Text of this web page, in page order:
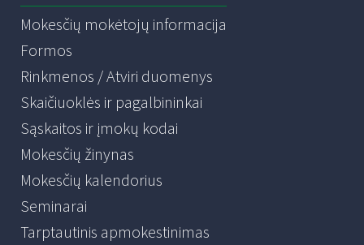
Mokesčių mokėtojų informacija
Formos
Rinkmenos / Atviri duomenys
Skaičiuoklės ir pagalbininkai
Sąskaitos ir įmokų kodai
Mokesčių žinynas
Mokesčių kalendorius
Seminarai
Tarptautinis apmokestinimas